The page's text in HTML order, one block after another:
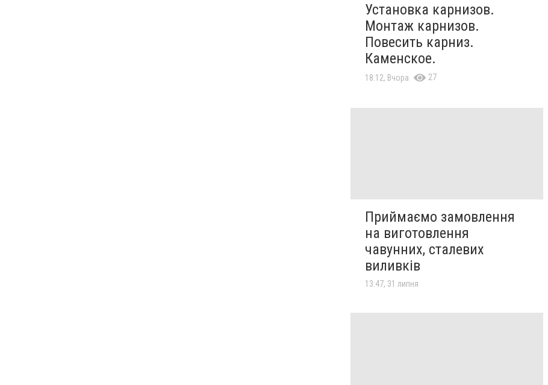
Установка карнизов.
Монтаж карнизов.
Повесить карниз.
Каменское.
18:12, Вчора 27
Приймаємо замовлення
на виготовлення
чавунних, сталевих
виливків
13:47, 31 липня